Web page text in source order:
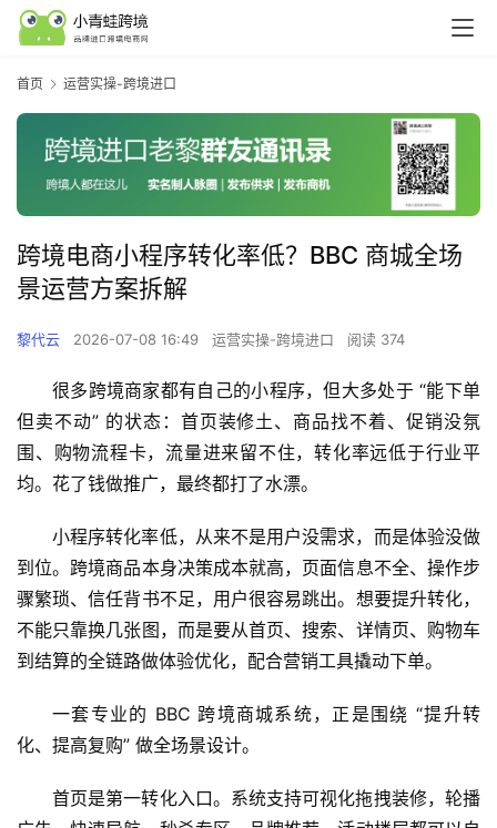
首页 运营实操-跨境进口
跨境电商小程序转化率低？BBC 商城全场
景运营方案拆解
黎代云 2026-07-08 16:49 运营实操-跨境进口 阅读 374
很多跨境商家都有自己的小程序，但大多处于 “能下单
但卖不动” 的状态：首页装修土、商品找不着、促销没氛
围、购物流程卡，流量进来留不住，转化率远低于行业平
均。花了钱做推广，最终都打了水漂。
小程序转化率低，从来不是用户没需求，而是体验没做
到位。跨境商品本身决策成本就高，页面信息不全、操作步
骤繁琐、信任背书不足，用户很容易跳出。想要提升转化，
不能只靠换几张图，而是要从首页、搜索、详情页、购物车
到结算的全链路做体验优化，配合营销工具撬动下单。
一套专业的 BBC 跨境商城系统，正是围绕 “提升转
化、提高复购” 做全场景设计。
首页是第一转化入口。系统支持可视化拖拽装修，轮播